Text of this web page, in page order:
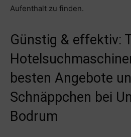
Aufenthalt zu finden.
Günstig & effektiv:
besten Angebote
Schnäppchen bei
Bodrum